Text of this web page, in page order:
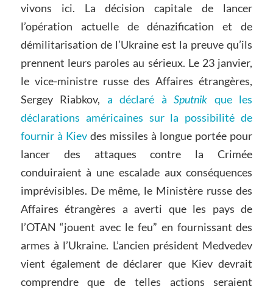
vivons ici. La décision capitale de lancer
l’opération actuelle de dénazification et de
démilitarisation de l’Ukraine est la preuve qu’ils
prennent leurs paroles au sérieux. Le 23 janvier,
le vice-ministre russe des Affaires étrangères,
Sergey Riabkov, a déclaré àSputnik que les
déclarations américaines sur la possibilité de
fournir à Kievdes missiles à longue portée pour
lancer des attaques contre la Crimée
conduiraient à une escalade aux conséquences
imprévisibles. De même, le Ministère russe des
Affaires étrangères a averti que les pays de
l’OTAN “jouent avec le feu” en fournissant des
armes à l’Ukraine. L’ancien président Medvedev
vient également de déclarer que Kiev devrait
comprendre que de telles actions seraient